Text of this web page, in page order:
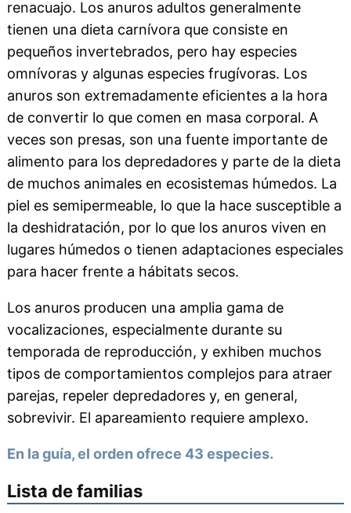
renacuajo. Los anuros adultos generalmente
tienen una dieta carnívora que consiste en
pequeños invertebrados, pero hay especies
omnívoras y algunas especies frugívoras. Los
anuros son extremadamente eficientes a la hora
de convertir lo que comen en masa corporal. A
veces son presas, son una fuente importante de
alimento para los depredadores y parte de la dieta
de muchos animales en ecosistemas húmedos. La
piel es semipermeable, lo que la hace susceptible a
la deshidratación, por lo que los anuros viven en
lugares húmedos o tienen adaptaciones especiales
para hacer frente a hábitats secos.
Los anuros producen una amplia gama de
vocalizaciones, especialmente durante su
temporada de reproducción, y exhiben muchos
tipos de comportamientos complejos para atraer
parejas, repeler depredadores y, en general,
sobrevivir. El apareamiento requiere amplexo.
En la guía, el orden ofrece 43 especies.
Lista de familias